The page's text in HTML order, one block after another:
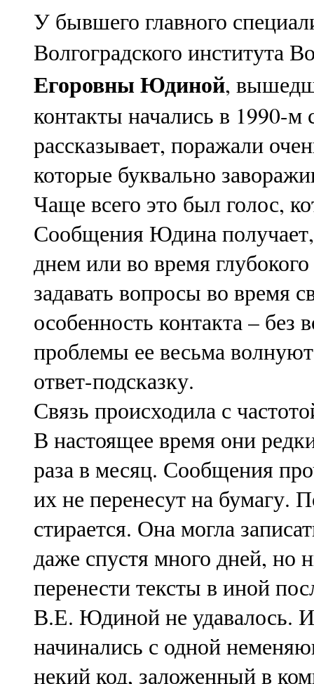
У бывшего главного
Волгоградского института
Егоровны Юдиной,
контакты начались в 1990-
рассказывает, поражали
которые буквально
Чаще всего это был голос,
Сообщения Юдина
днем или во время
задавать вопросы во время
особенность контакта – без
проблемы ее весьма
ответ-подсказку.
Связь происходила с
В настоящее время они
раза в месяц. Сообщения
их не перенесут на бумагу.
стирается. Она могла
даже спустя много дней, но
перенести тексты в иной
В.Е. Юдиной не удавалось.
начинались с одной
некий код, заложенный в